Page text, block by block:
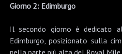
Giorno 2: Edimburgo
Il secondo giorno è dedicato
Edimburgo , posizionato sulla
nella parte più alta del Royal